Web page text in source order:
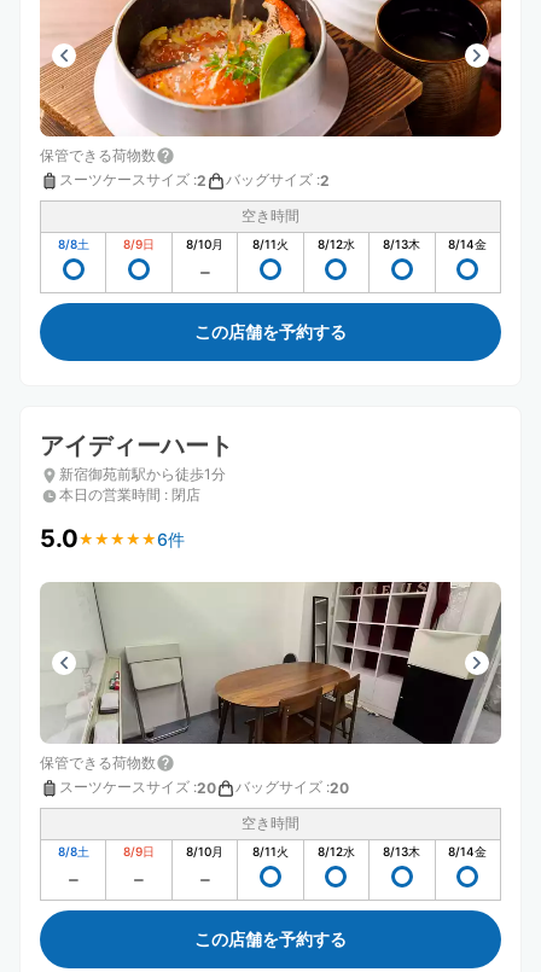
保管できる荷物数
スーツケースサイズ :2 バッグサイズ :2
空き時間
8/8土 8/9日 8/10月 8/11火 8/12水 8/13木 8/14金
この店舗を予約する
アイディーハート
新宿御苑前駅から徒歩1分
本日の営業時間 : 閉店
5.0★ ★ ★ ★ ★
★ ★ ★ ★ ★6件
保管できる荷物数
スーツケースサイズ :20 バッグサイズ :20
空き時間
8/8土 8/9日 8/10月 8/11火 8/12水 8/13木 8/14金
この店舗を予約する